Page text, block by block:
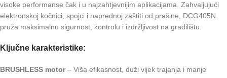
visoke performanse čak i u najzahtjevnijim aplikacijama. Zahvaljujući
elektronskoj kočnici, spojci i naprednoj zaštiti od prašine, DCG405N
pruža maksimalnu sigurnost, kontrolu i izdržljivost na gradilištu.
Ključne karakteristike:
BRUSHLESS motor– Viša efikasnost, duži vijek trajanja i manje